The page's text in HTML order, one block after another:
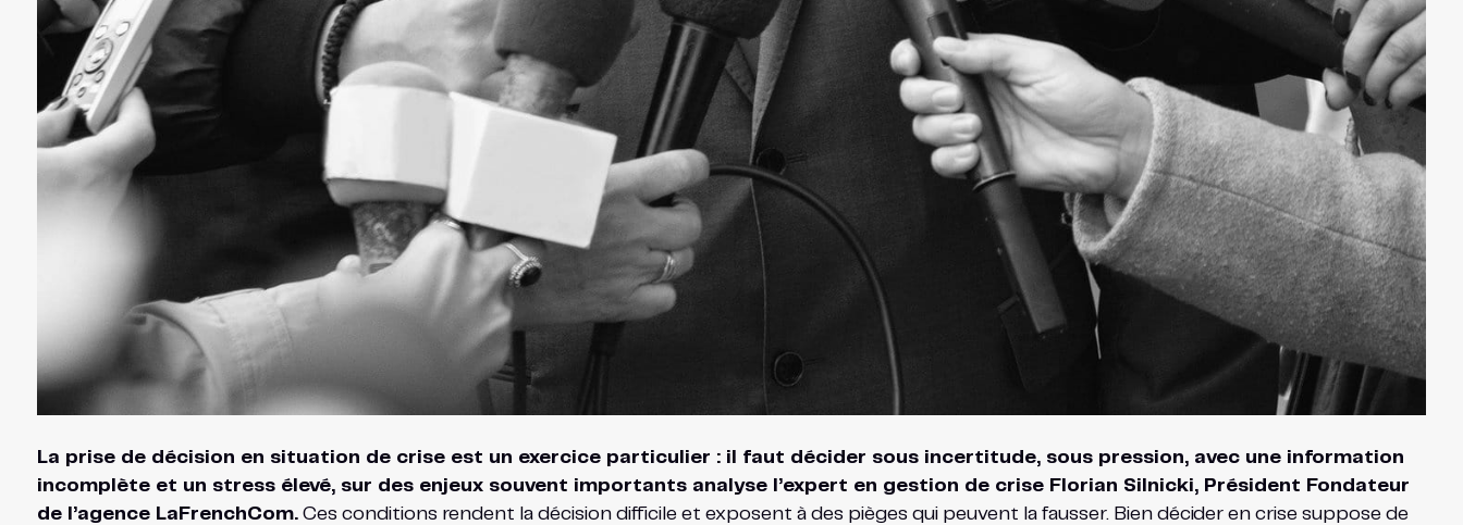
La prise de décision en situation de crise est un exercice particulier : il faut décider sous incertitude, sous pression, avec une information
incomplète et un stress élevé, sur des enjeux souvent importants analyse l’expert en gestion de crise Florian Silnicki, Président Fondateur
de l’agence LaFrenchCom.Ces conditions rendent la décision difficile et exposent à des pièges qui peuvent la fausser. Bien décider en crise suppose de